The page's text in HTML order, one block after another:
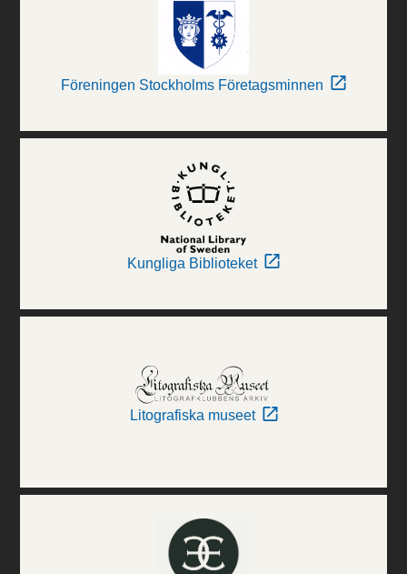
Föreningen Stockholms Företagsminnen
Kungliga Biblioteket
Litografiska museet